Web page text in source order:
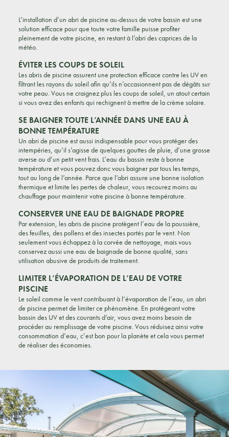
L’installation d’un abri de piscine au-dessus de votre bassin est une
solution efficace pour que toute votre famille puisse profiter
pleinement de votre piscine, en restant à l’abri des caprices de la
météo.
ÉVITER LES COUPS DE SOLEIL
Les abris de piscine assurent une protection efficace contre les UV en
filtrant les rayons du soleil afin qu’ils n’occasionnent pas de dégâts sur
votre peau. Vous ne craignez plus les coups de soleil, un atout certain
si vous avez des enfants qui rechignent à mettre de la crème solaire.
SE BAIGNER TOUTE L’ANNÉE DANS UNE EAU À
BONNE TEMPÉRATURE
Un abri de piscine est aussi indispensable pour vous protéger des
intempéries, qu’il s’agisse de quelques gouttes de pluie, d’une grosse
averse ou d’un petit vent frais. L’eau du bassin reste à bonne
température et vous pouvez donc vous baigner par tous les temps,
tout au long de l’année. Parce que l’abri assure une bonne isolation
thermique et limite les pertes de chaleur, vous recourez moins au
chauffage pour maintenir votre piscine à bonne température.
CONSERVER UNE EAU DE BAIGNADE PROPRE
Par extension, les abris de piscine protègent l’eau de la poussière,
des feuilles, des pollens et des insectes portés par le vent. Non
seulement vous échappez à la corvée de nettoyage, mais vous
conservez aussi une eau de baignade de bonne qualité, sans
utilisation abusive de produits de traitement.
LIMITER L’ÉVAPORATION DE L’EAU DE VOTRE
PISCINE
Le soleil comme le vent contribuant à l’évaporation de l’eau, un abri
de piscine permet de limiter ce phénomène. En protégeant votre
bassin des UV et des courants d’air, vous avez moins besoin de
procéder au remplissage de votre piscine. Vous réduisez ainsi votre
consommation d’eau, c’est bon pour la planète et cela vous permet
de réaliser des économies.